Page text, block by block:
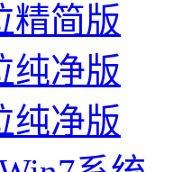
精简版
纯净版
纯净版